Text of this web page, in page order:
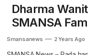
Dharma
SMANSA
Smansanews 2 Years Ago